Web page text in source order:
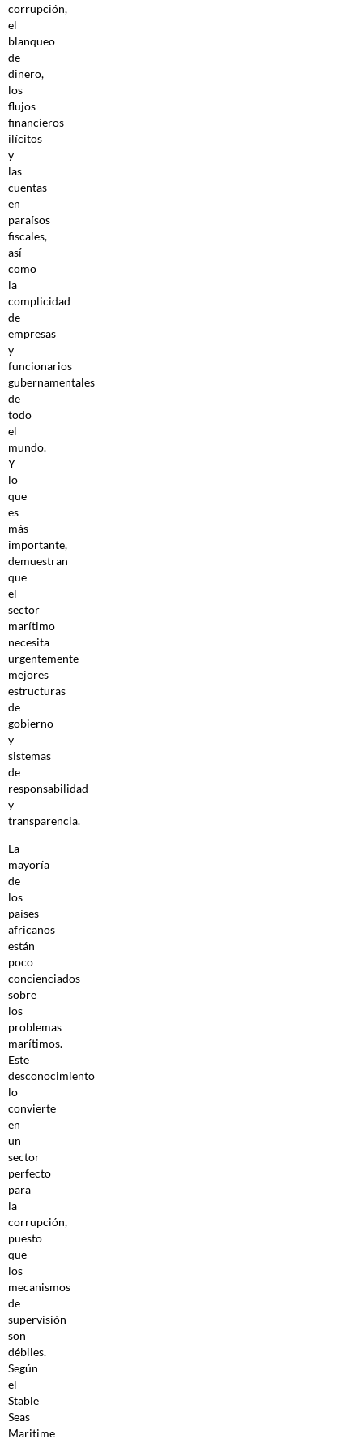
corrupción,
el
blanqueo
de
dinero,
los
flujos
financieros
ilícitos
y
las
cuentas
en
paraísos
fiscales,
así
como
la
complicidad
de
empresas
y
funcionarios
gubernamentales
de
todo
el
mundo.
Y
lo
que
es
más
importante,
demuestran
que
el
sector
marítimo
necesita
urgentemente
mejores
estructuras
de
gobierno
y
sistemas
de
responsabilidad
y
transparencia.
La
mayoría
de
los
países
africanos
están
poco
concienciados
sobre
los
problemas
marítimos.
Este
desconocimiento
lo
convierte
en
un
sector
perfecto
para
la
corrupción,
puesto
que
los
mecanismos
de
supervisión
son
débiles.
Según
el
Stable
Seas
Maritime